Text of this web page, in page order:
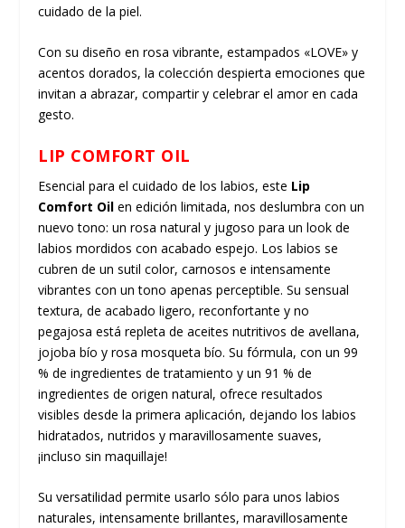
cuidado de la piel.
Con su diseño en rosa vibrante, estampados «LOVE» y
acentos dorados, la colección despierta emociones que
invitan a abrazar, compartir y celebrar el amor en cada
gesto.
LIP COMFORT OIL
Esencial para el cuidado de los labios, este Lip
Comfort Oil en edición limitada, nos deslumbra con un
nuevo tono: un rosa natural y jugoso para un look de
labios mordidos con acabado espejo. Los labios se
cubren de un sutil color, carnosos e intensamente
vibrantes con un tono apenas perceptible. Su sensual
textura, de acabado ligero, reconfortante y no
pegajosa está repleta de aceites nutritivos de avellana,
jojoba bío y rosa mosqueta bío. Su fórmula, con un 99
% de ingredientes de tratamiento y un 91 % de
ingredientes de origen natural, ofrece resultados
visibles desde la primera aplicación, dejando los labios
hidratados, nutridos y maravillosamente suaves,
¡incluso sin maquillaje!
Su versatilidad permite usarlo sólo para unos labios
naturales, intensamente brillantes, maravillosamente